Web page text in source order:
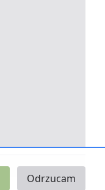
Odrzucam